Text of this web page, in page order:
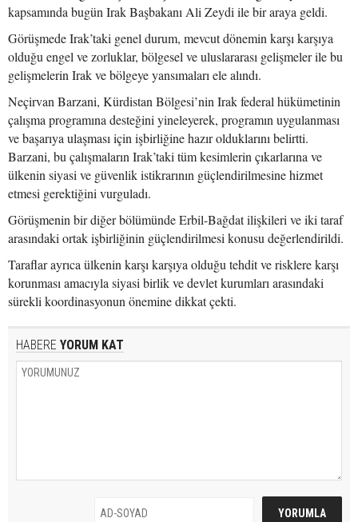
kapsamında bugün Irak Başbakanı Ali Zeydi ile bir araya geldi.
Görüşmede Irak’taki genel durum, mevcut dönemin karşı karşıya
olduğu engel ve zorluklar, bölgesel ve uluslararası gelişmeler ile bu
gelişmelerin Irak ve bölgeye yansımaları ele alındı.
Neçirvan Barzani, Kürdistan Bölgesi’nin Irak federal hükümetinin
çalışma programına desteğini yineleyerek, programın uygulanması
ve başarıya ulaşması için işbirliğine hazır olduklarını belirtti.
Barzani, bu çalışmaların Irak’taki tüm kesimlerin çıkarlarına ve
ülkenin siyasi ve güvenlik istikrarının güçlendirilmesine hizmet
etmesi gerektiğini vurguladı.
Görüşmenin bir diğer bölümünde Erbil-Bağdat ilişkileri ve iki taraf
arasındaki ortak işbirliğinin güçlendirilmesi konusu değerlendirildi.
Taraflar ayrıca ülkenin karşı karşıya olduğu tehdit ve risklere karşı
korunması amacıyla siyasi birlik ve devlet kurumları arasındaki
sürekli koordinasyonun önemine dikkat çekti.
HABERE YORUM KAT